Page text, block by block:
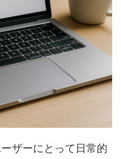
ザーにとって日常的